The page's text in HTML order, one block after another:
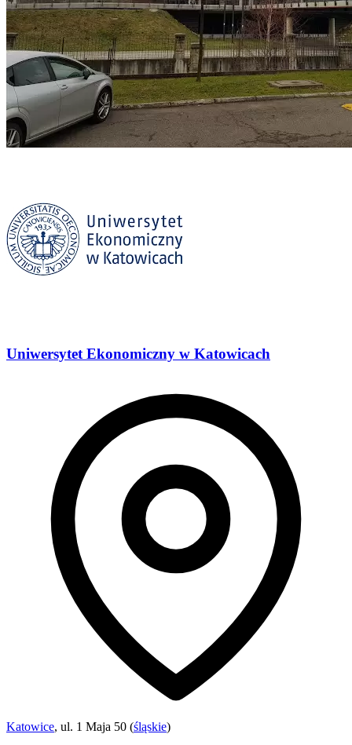
Uniwersytet Ekonomiczny w Katowicach
Katowice, ul. 1 Maja 50 (śląskie)